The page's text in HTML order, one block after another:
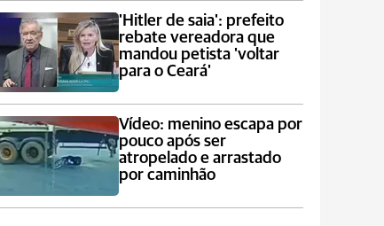
'Hitler de saia': prefeito
rebate vereadora que
mandou petista 'voltar
para o Ceará'
Vídeo: menino escapa por
pouco após ser
atropelado e arrastado
por caminhão